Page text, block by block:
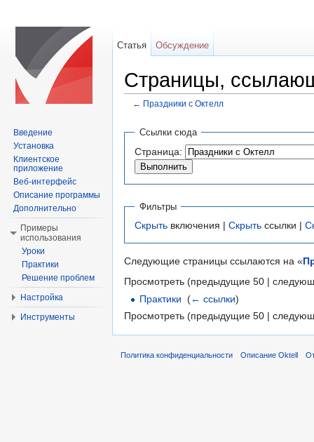
Страницы,
← Праздники с Октелл
Ссылки сюда
Страница:
Фильтры
Скрыть включения | Скрыть ссылки |
Следующие страницы ссылаются на «
Просмотреть (предыдущие 50 |
Практики
(← ссылки)
Просмотреть (предыдущие 50 |
Статья Обсуждение
Введение
Установка
Клиентское
приложение
Веб-интерфейс
Описание программы
Дополнительно
Примеры
использования
Уроки
Практики
Решение проблем
Настройка
Инструменты
Политика конфиденциальности Описание Oktell